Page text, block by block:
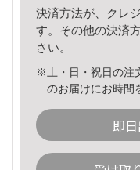
決済方法が、クレ
す。その他の決済
さい。
※土・日・祝日の注
のお届けにお時間
即